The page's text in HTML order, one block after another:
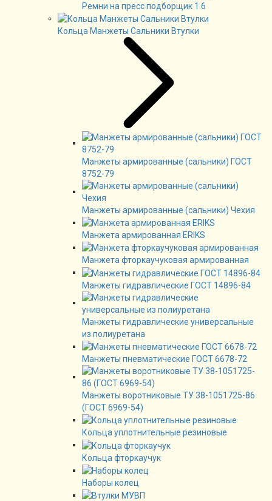
Ремни на пресс подборщик 1.6
Кольца Манжеты Сальники Втулки
Манжеты армированные (сальники) ГОСТ
8752-79
Манжеты армированные (сальники) Чехия
Манжета армированная ERIKS
Манжета фторкаучуковая армированная
Манжеты гидравлические ГОСТ 14896-84
Манжеты гидравлические универсальные
из полиуретана
Манжеты пневматические ГОСТ 6678-72
Манжеты воротниковые ТУ 38-1051725-86
(ГОСТ 6969-54)
Кольца уплотнительные резиновые
Кольца фторкаучук
Наборы колец